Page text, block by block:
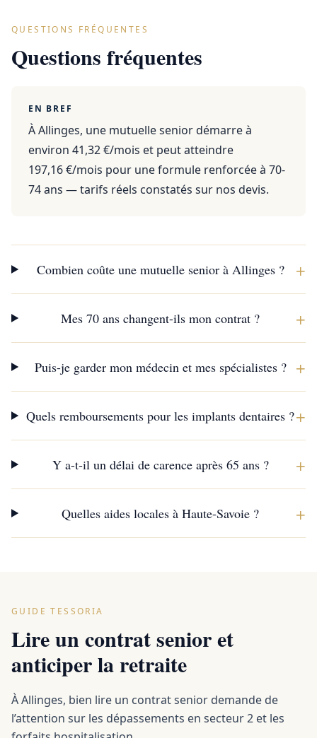
QUESTIONS FRÉQUENTES
Questions fréquentes
EN BREF
À Allinges, une mutuelle senior démarre à
environ 41,32 €/mois et peut atteindre
197,16 €/mois pour une formule renforcée à 70-
74 ans — tarifs réels constatés sur nos devis.
Combien coûte une mutuelle senior à Allinges ? +
Mes 70 ans changent-ils mon contrat ? +
Puis-je garder mon médecin et mes spécialistes ? +
Quels remboursements pour les implants dentaires ?+
Y a-t-il un délai de carence après 65 ans ? +
Quelles aides locales à Haute-Savoie ? +
GUIDE TESSORIA
Lire un contrat senior et
anticiper la retraite
À Allinges, bien lire un contrat senior demande de
l’attention sur les dépassements en secteur 2 et les